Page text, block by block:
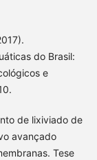
do Brasil:
e
de lixiviado de
avançado
Tese